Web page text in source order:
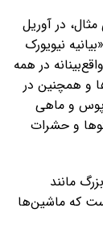
در آوریل
«بیانیه نیویورک
در همه
و همچنین در
و ماهی
و حشرات
مانند
که ماشین‌ها